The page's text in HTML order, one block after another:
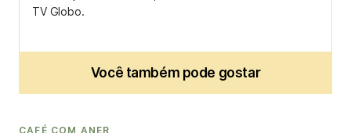
TV Globo.
Você também pode gostar
CAFÉ COM ANER